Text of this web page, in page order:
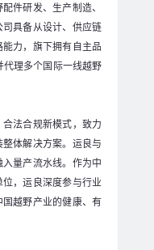
件研发、生产制造、
具备从设计、供应链
力，旗下拥有自主品
代理多个国际一线越野
法合规新模式，致力
体解决方案。运良与
量产流水线。作为中
，运良深度参与行业
越野产业的健康、有